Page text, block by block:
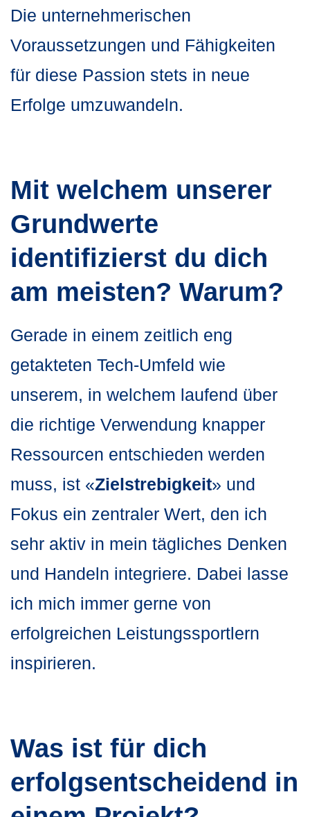
Die unternehmerischen
Voraussetzungen und Fähigkeiten
für diese Passion stets in neue
Erfolge umzuwandeln.
Mit welchem unserer
Grundwerte
identifizierst du dich
am meisten? Warum?
Gerade in einem zeitlich eng
getakteten Tech-Umfeld wie
unserem, in welchem laufend über
die richtige Verwendung knapper
Ressourcen entschieden werden
muss, ist «Zielstrebigkeit» und
Fokus ein zentraler Wert, den ich
sehr aktiv in mein tägliches Denken
und Handeln integriere. Dabei lasse
ich mich immer gerne von
erfolgreichen Leistungssportlern
inspirieren.
Was ist für dich
erfolgsentscheidend in